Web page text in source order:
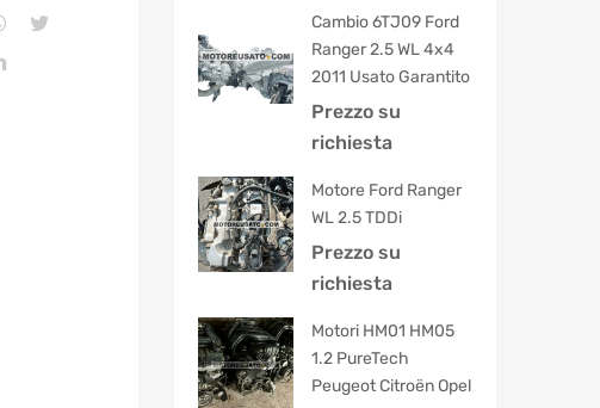
Cambio 6TJ09 Ford
Ranger 2.5 WL 4x4
2011 Usato Garantito
Prezzo su
richiesta
Motore Ford Ranger
WL 2.5 TDDi
Prezzo su
richiesta
Motori HM01 HM05
1.2 PureTech
Peugeot Citroën Opel